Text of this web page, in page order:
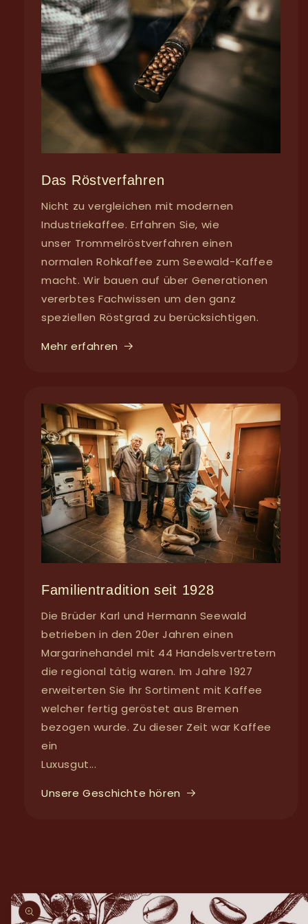
Das Röstverfahren
Nicht zu vergleichen mit modernen
Industriekaffee. Erfahren Sie, wie
unser Trommelröstverfahren einen
normalen Rohkaffee zum Seewald-Kaffee
macht. Wir bauen auf über Generationen
vererbtes Fachwissen um den ganz
speziellen Röstgrad zu berücksichtigen.
Mehr erfahren
Familientradition seit 1928
Die Brüder Karl und Hermann Seewald
betrieben in den 20er Jahren einen
Margarinehandel mit 44 Handelsvertretern
die regional tätig waren. Im Jahre 1927
erweiterten Sie Ihr Sortiment mit Kaffee
welcher fertig geröstet aus Bremen
bezogen wurde. Zu dieser Zeit war Kaffee
ein
Luxusgut...
Unsere Geschichte hören